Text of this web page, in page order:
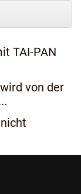
TAI-PAN
von der